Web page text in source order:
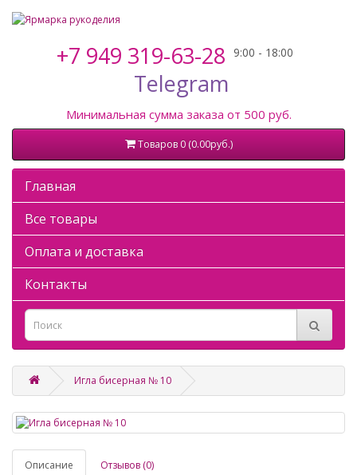
+7 949 319-63-28
Telegram
Минимальная сумма заказа от 500 руб.
Товаров 0 (0.00руб.)
Главная
Все товары
Оплата и доставка
Контакты
Игла бисерная № 10
Описание Отзывов (0)